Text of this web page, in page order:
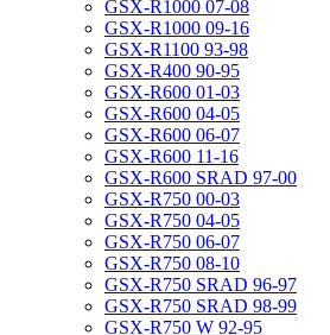
GSX-R1000 07-08
GSX-R1000 09-16
GSX-R1100 93-98
GSX-R400 90-95
GSX-R600 01-03
GSX-R600 04-05
GSX-R600 06-07
GSX-R600 11-16
GSX-R600 SRAD 97-00
GSX-R750 00-03
GSX-R750 04-05
GSX-R750 06-07
GSX-R750 08-10
GSX-R750 SRAD 96-97
GSX-R750 SRAD 98-99
GSX-R750 W 92-95